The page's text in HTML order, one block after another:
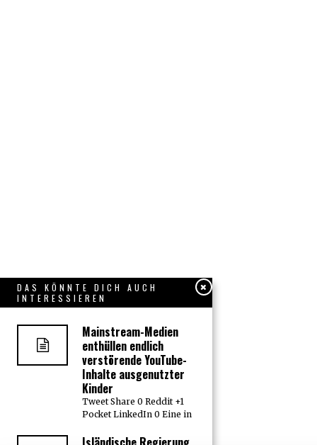
DAS KÖNNTE DICH AUCH
INTERESSIEREN
Mainstream-Medien
enthüllen endlich
verstörende YouTube-
Inhalte ausgenutzter
Kinder
Tweet Share 0 Reddit +1
Pocket LinkedIn 0 Eine in